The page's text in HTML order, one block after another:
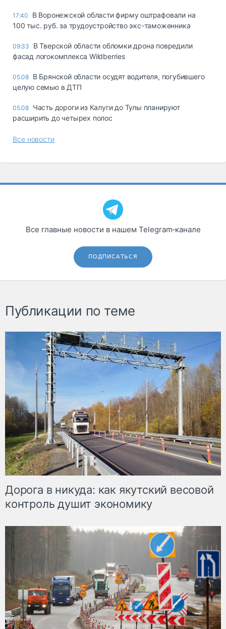
17:40
В Воронежской области фирму оштрафовали на
100 тыс. руб. за трудоустройство экс-таможенника
09:33
В Тверской области обломки дрона повредили
фасад логокомплекса Wildberries
05.08 В Брянской области осудят водителя, погубившего
целую семью в ДТП
05.08 Часть дороги из Калуги до Тулы планируют
расширить до четырех полос
Все новости
Все главные новости в нашем Telegram‑канале
ПОДПИСАТЬСЯ
Публикации по теме
Дорога в никуда: как якутский весовой
контроль душит экономику